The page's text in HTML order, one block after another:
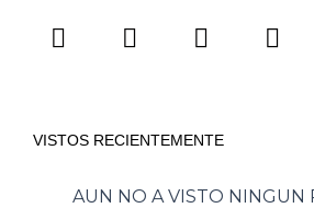
VISTOS RECIENTEMENTE
AUN NO A VISTO NINGUN